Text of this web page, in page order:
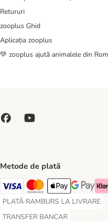
Retururi
zooplus Ghid
Aplicația zooplus
💚 zooplus ajută animalele din
Metode de plată
Visa Payment Method
Master Card Payment
Apple Pay Payment
Google Pay
PLATĂ RAMBURS LA LIVRARE
PLATĂ RAMBURS LA LIVRARE
TRANSFER BANCAR